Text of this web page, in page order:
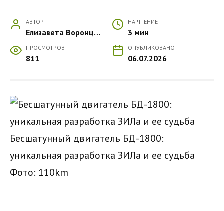
АВТОР
Елизавета Воронцова
НА ЧТЕНИЕ
3 мин
ПРОСМОТРОВ
811
ОПУБЛИКОВАНО
06.07.2026
Бесшатунный двигатель БД-1800:
уникальная разработка ЗИЛа и ее судьба
Фото: 110km